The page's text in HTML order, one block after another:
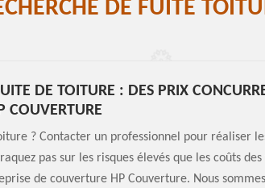
DE FUITE
DE TOITURE : DES PRIX
COUVERTURE
? Contacter un professionnel pour réaliser
pas sur les risques élevés que les coûts
de couverture HP Couverture. Nous